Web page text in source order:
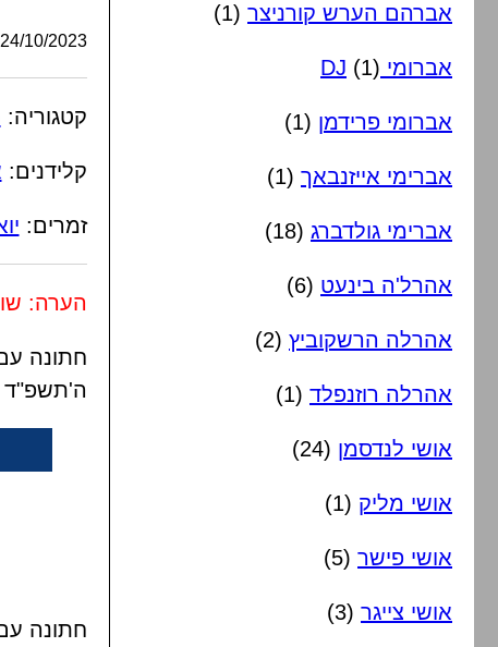
24/10/2023, 14:47:00
קטגוריה:
קלידנים:
זמרים:
הערה:
חתונה
ה'תשפ"ד
חתונה
אברהם הערש קורניצר (1)
אברומי DJ (1)
אברומי פרידמן (1)
אברימי אייזנבאך (1)
אברימי גולדברג (18)
אהרל'ה בינעט (6)
אהרלה הרשקוביץ (2)
אהרלה רוזנפלד (1)
אושי לנדסמן (24)
אושי מליק (1)
אושי פישר (5)
אושי צייגר (3)